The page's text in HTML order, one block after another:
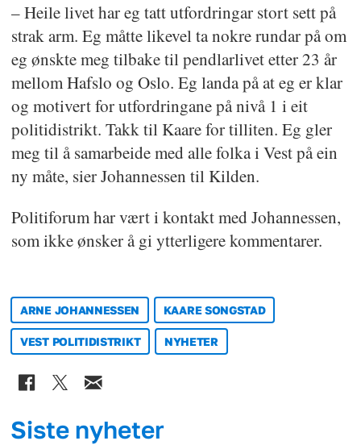
– Heile livet har eg tatt utfordringar stort sett på
strak arm. Eg måtte likevel ta nokre rundar på om
eg ønskte meg tilbake til pendlarlivet etter 23 år
mellom Hafslo og Oslo. Eg landa på at eg er klar
og motivert for utfordringane på nivå 1 i eit
politidistrikt. Takk til Kaare for tilliten. Eg gler
meg til å samarbeide med alle folka i Vest på ein
ny måte, sier Johannessen til Kilden.
Politiforum har vært i kontakt med Johannessen,
som ikke ønsker å gi ytterligere kommentarer.
ARNE JOHANNESSEN KAARE SONGSTAD
VEST POLITIDISTRIKT NYHETER
Siste nyheter